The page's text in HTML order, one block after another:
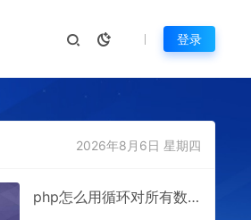
登录
2026年8月6日 星期四
php怎么用循环对所有数组元素求和